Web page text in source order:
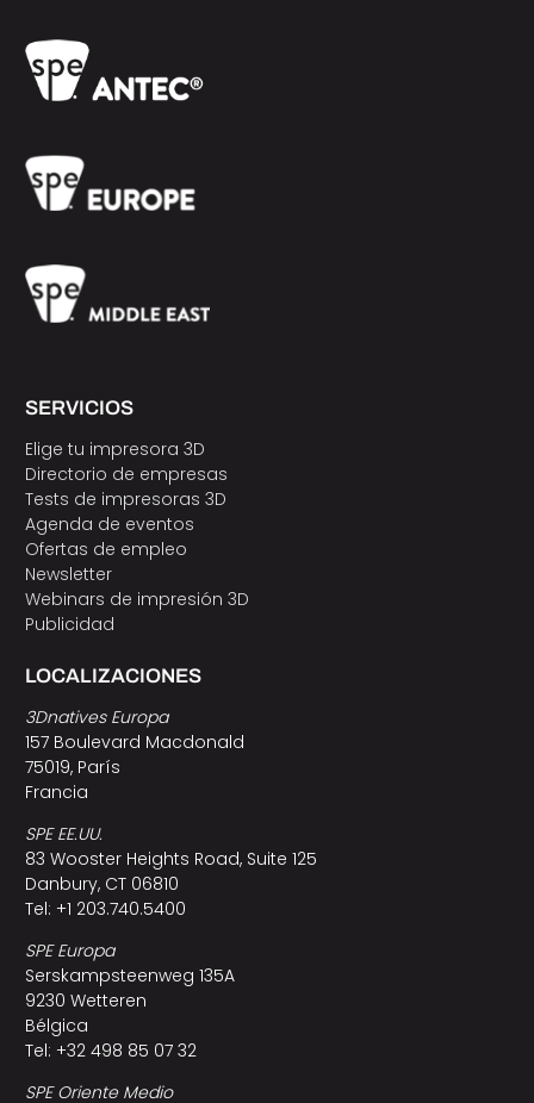
SERVICIOS
Elige tu impresora 3D
Directorio de empresas
Tests de impresoras 3D
Agenda de eventos
Ofertas de empleo
Newsletter
Webinars de impresión 3D
Publicidad
LOCALIZACIONES
3Dnatives Europa
157 Boulevard Macdonald
75019, París
Francia
SPE EE.UU.
83 Wooster Heights Road, Suite 125
Danbury, CT 06810
Tel: +1 203.740.5400
SPE Europa
Serskampsteenweg 135A
9230 Wetteren
Bélgica
Tel: +32 498 85 07 32
SPE Oriente Medio